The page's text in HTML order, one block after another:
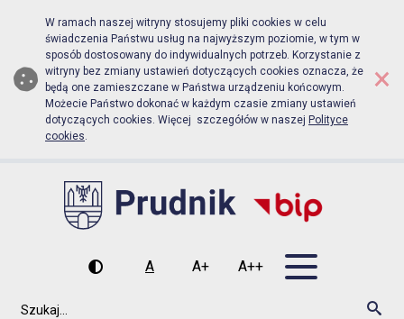
Biuletyn Informacji Publicznej
Przejdź do menu głównego
Przejdź do głównej zawartości
W ramach naszej witryny stosujemy pliki cookies w celu
świadczenia Państwu usług na najwyższym poziomie, w tym w
sposób dostosowany do indywidualnych potrzeb. Korzystanie z
witryny bez zmiany ustawień dotyczących cookies oznacza, że
będą one zamieszczane w Państwa urządzeniu końcowym.
Możecie Państwo dokonać w każdym czasie zmiany ustawień
dotyczących cookies. Więcej szczegółów w naszej Polityce
cookies.
×
Wysoki kontrast
A
Czcionka domyślna
A+
Czcionka średnia
A++
Czcionka duża
Szukaj